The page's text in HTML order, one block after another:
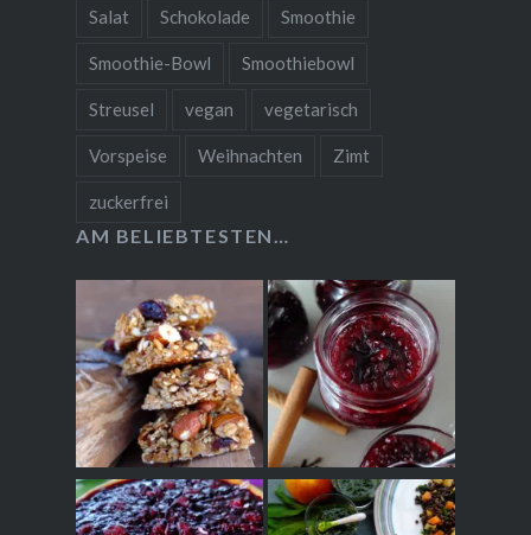
Salat Schokolade Smoothie
Smoothie-Bowl Smoothiebowl
Streusel vegan vegetarisch
Vorspeise Weihnachten Zimt
zuckerfrei
AM BELIEBTESTEN…